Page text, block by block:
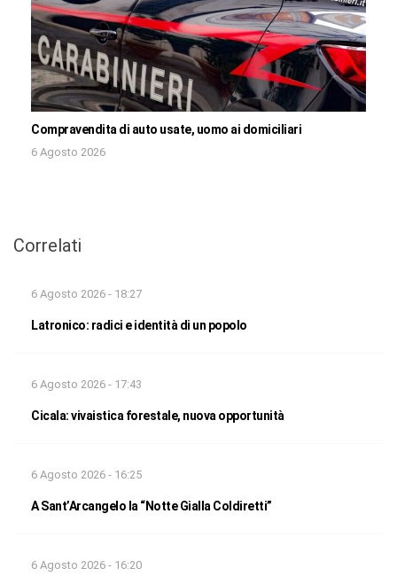
Compravendita di auto usate, uomo ai domiciliari
6 Agosto 2026
Correlati
6 Agosto 2026 - 18:27
Latronico: radici e identità di un popolo
6 Agosto 2026 - 17:43
Cicala: vivaistica forestale, nuova opportunità
6 Agosto 2026 - 16:25
A Sant’Arcangelo la “Notte Gialla Coldiretti”
6 Agosto 2026 - 16:20